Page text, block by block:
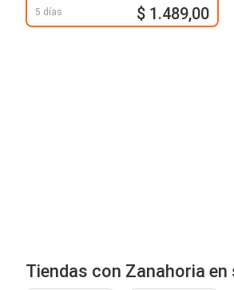
5 días $ 1.489,00
Tiendas con Zanahoria